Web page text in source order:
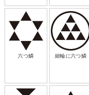
六つ鱗 細輪に六つ鱗